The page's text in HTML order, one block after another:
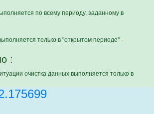
по всему периоду, заданному в
только в "открытом периоде" -
:
очистка данных выполняется только в